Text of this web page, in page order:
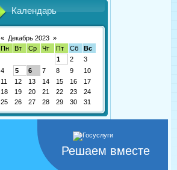
Календарь
« Декабрь 2023 »
Пн
Вт Ср Чт Пт Сб
Вс
1
2
3
4
5 6 7 8 9
10
11
12 13 14 15 16
17
18
19 20 21 22 23
24
25
26 27 28 29 30 31
Решаем вместе